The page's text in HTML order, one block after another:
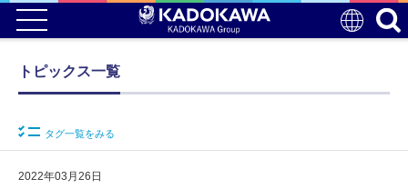
トピックス一覧
タグ一覧をみる
2022年03月26日